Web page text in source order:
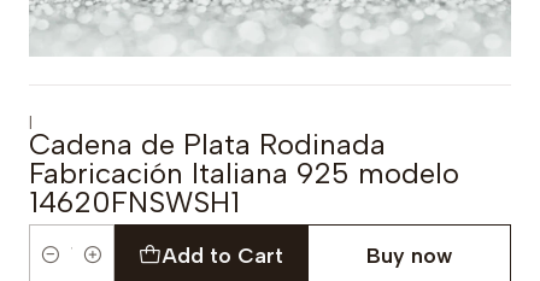
|
Cadena de Plata Rodinada
Fabricación Italiana 925 modelo
14620FNSWSH1
Quantity
Add to Cart Buy now